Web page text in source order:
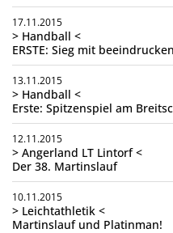
17.11.2015
> Handball <
ERSTE: Sieg mit
13.11.2015
> Handball <
Erste: Spitzenspiel am
12.11.2015
> Angerland LT Lintorf <
Der 38. Martinslauf
10.11.2015
> Leichtathletik <
Martinslauf und Platinman!